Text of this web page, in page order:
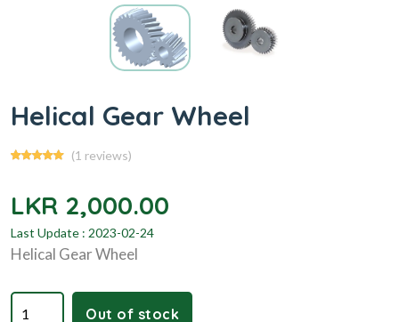
Helical Gear Wheel
(1 reviews)
LKR 2,000.00
Last Update : 2023-02-24
Helical Gear Wheel
Out of stock